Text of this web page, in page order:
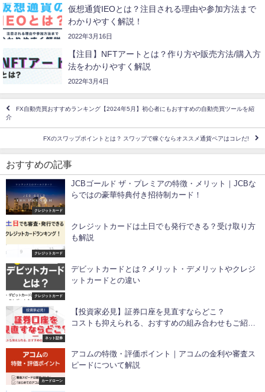
仮想通貨IEOとは？注目される理由や参加方法まで
わかりやすく解説！
2022年3月16日
【注目】NFTアートとは？作り方や販売方法/購入方
法をわかりやすく解説
2022年3月4日
FX自動売買おすすめランキング【2024年5月】初心者にもおすすめの自動売買ツールを紹
介
FXのスワップポイントとは？ スワップで稼ぐならオススメ通貨ペアはコレだ!
おすすめの記事
クレジットカード
JCBゴールド ザ・プレミアの特徴・メリット｜JCBな
らではの豪華特典付き招待制カード！
クレジットカード
クレジットカードは土日でも発行できる？受け取り方
も解説
クレジットカード
デビットカードとは？メリット・デメリットやクレジ
ットカードとの違い
ネット証券
【投資家必見】証券口座を見直すならどこ？
コストも抑えられる、おすすめの組み合わせもご紹
カードローン
アコムの特徴・評価ポイント｜アコムの金利や審査ス
ピードについて解説